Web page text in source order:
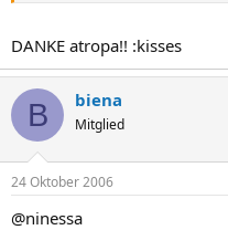
DANKE atropa!! :kisses
B biena
Mitglied
24 Oktober 2006
@ninessa